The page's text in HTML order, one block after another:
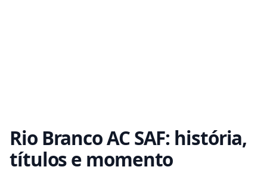
Rio Branco AC SAF: história,
títulos e momento